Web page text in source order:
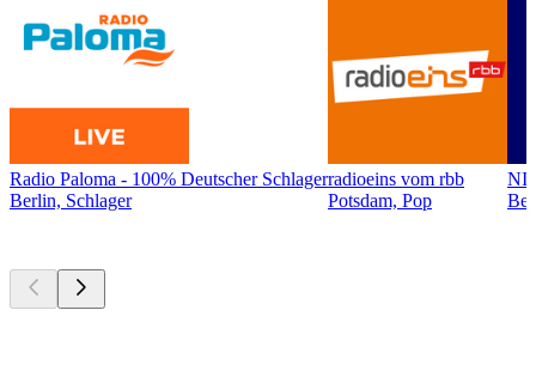
Radio Paloma - 100% Deutscher Schlager
Berlin, Schlager
radioeins vom rbb
Potsdam, Pop